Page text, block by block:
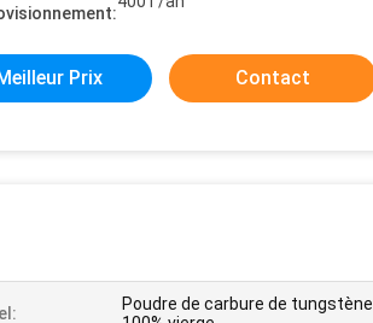
Prix Contact
Poudre de carbure de tungstène